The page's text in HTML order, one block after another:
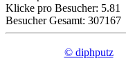
Klicke pro Besucher: 5.81
Besucher Gesamt: 307167
© diphputz